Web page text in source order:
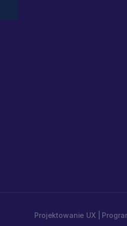
Projektowanie UX |